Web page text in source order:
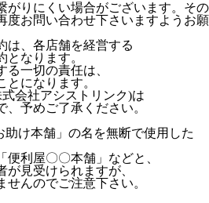
がりにくい場合がございます。その
度お問い合わせ下さいますようお願
は、各店舗を経営する
なります。
一切の責任は、
になります。
会社アシストリンク)は
予めご了承ください。
け本舗」の名を無断で使用した
便利屋〇〇本舗」などと、
見受けられますが、
んのでご注意下さい。